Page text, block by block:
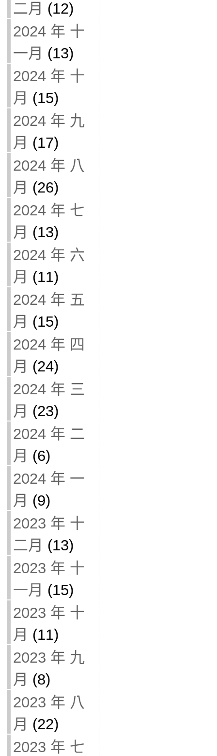
二月 (12)
2024 年 十
一月 (13)
2024 年 十
月 (15)
2024 年 九
月 (17)
2024 年 八
月 (26)
2024 年 七
月 (13)
2024 年 六
月 (11)
2024 年 五
月 (15)
2024 年 四
月 (24)
2024 年 三
月 (23)
2024 年 二
月 (6)
2024 年 一
月 (9)
2023 年 十
二月 (13)
2023 年 十
一月 (15)
2023 年 十
月 (11)
2023 年 九
月 (8)
2023 年 八
月 (22)
2023 年 七